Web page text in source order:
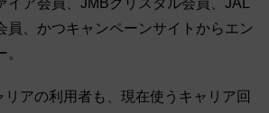
イア会員、JMBクリスタル会員、JAL
員、かつキャンペーンサイトからエン
アの利用者も、現在使うキャリア回